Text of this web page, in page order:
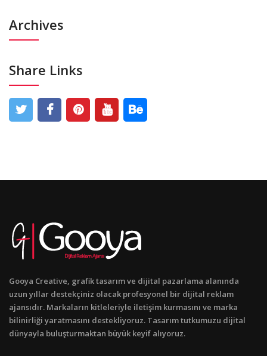
Archives
Share Links
Gooya Creative, grafik tasarım ve dijital pazarlama alanında
uzun yıllar destekçiniz olacak profesyonel bir dijital reklam
ajansıdır. Markaların kitleleriyle iletişim kurmasını ve marka
bilinirliği yaratmasını destekliyoruz. Tasarım tutkumuzu dijital
dünyayla buluşturmaktan büyük keyif alıyoruz.